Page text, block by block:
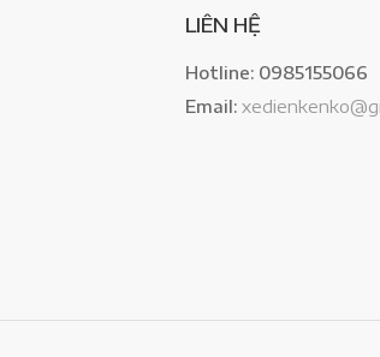
LIÊN HỆ
Hotline: 0985155066
Email: